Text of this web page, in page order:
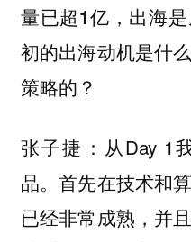
量已超1亿，出海
初的出海动机是什
策略的？
张子捷 ：从Day 1
品。首先在技术和
已经非常成熟，并